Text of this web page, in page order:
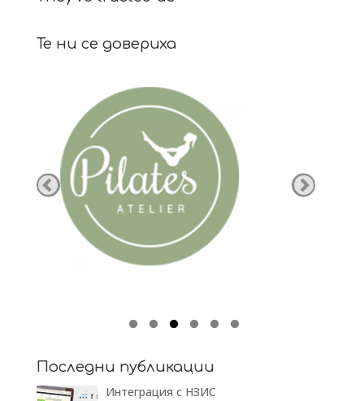
Те ни се довериха
Последни публикации
Интеграция с НЗИС